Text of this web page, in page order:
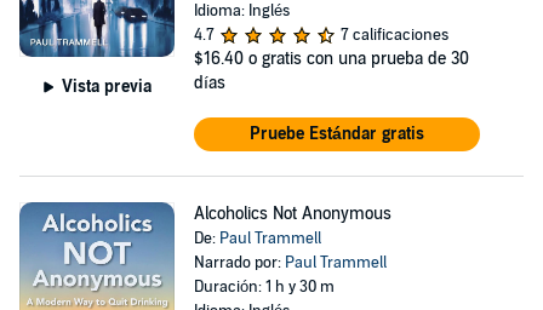
Vista previa
Idioma: Inglés
4.7
7 calificaciones
$16.40 o gratis con una prueba de 30
días
Pruebe Estándar gratis
Alcoholics Not Anonymous
De: Paul Trammell
Narrado por: Paul Trammell
Duración: 1 h y 30 m